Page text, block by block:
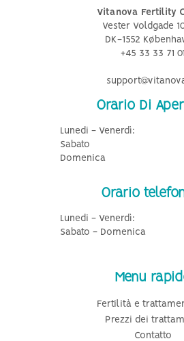
Vitanova Fertility
Vester Voldgade
DK-1552
+45 33 33 71 01
Orario Di
Lunedi - Venerdì:
Sabato
Domenica
Orario
Lunedi - Venerdì:
Sabato - Domenica
Menu
Fertilità e
Prezzi dei
Contatto